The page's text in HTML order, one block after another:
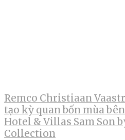
Remco Christiaan
tạo kỳ quan bốn mùa
Hotel & Villas Sam Son
Collection